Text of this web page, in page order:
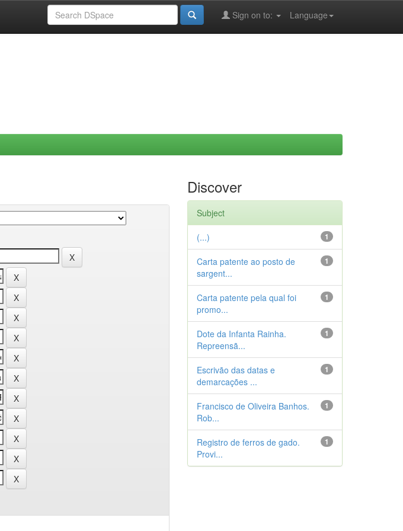
Language
Sign on to:
Discover
Subject
1
(...)
1
Carta patente ao posto de
sargent...
1
Carta patente pela qual foi
promo...
1
Dote da Infanta Rainha.
Repreensã...
1
Escrivão das datas e
demarcações ...
1
Francisco de Oliveira Banhos.
Rob...
1
Registro de ferros de gado.
Provi...